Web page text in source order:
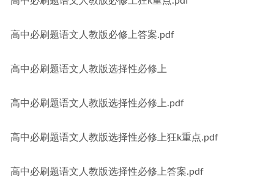
高中必刷题语文人教版必修上答案.pdf
高中必刷题语文人教版选择性必修上
高中必刷题语文人教版选择性必修上.pdf
高中必刷题语文人教版选择性必修上狂k重点.pdf
高中必刷题语文人教版选择性必修上答案.pdf